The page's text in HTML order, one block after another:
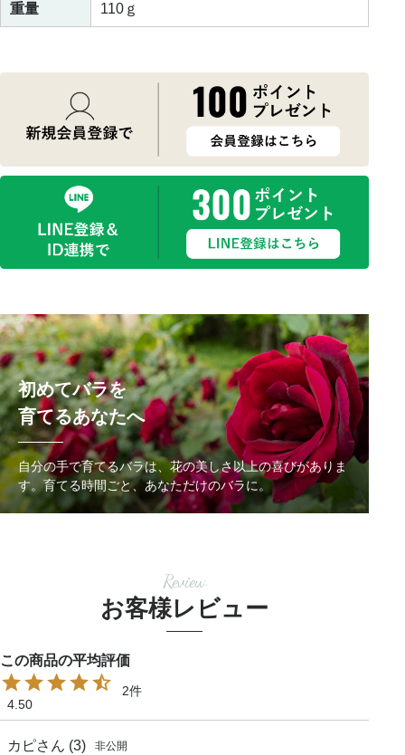
重量 110ｇ
初めてバラを
育てるあなたへ
自分の手で育てるバラは、花の美しさ以上の喜びがありま
す。育てる時間ごと、あなただけのバラに。
Review
お客様レビュー
4.50
2
カピ 3
非公開